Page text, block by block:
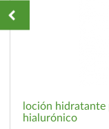
loción hidratante
hialurónico